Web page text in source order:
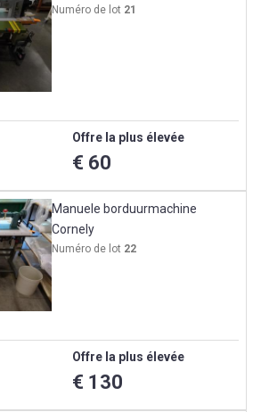
Numéro de lot 21
Offre la plus élevée
€ 60
Manuele borduurmachine
Cornely
Numéro de lot 22
Offre la plus élevée
€ 130